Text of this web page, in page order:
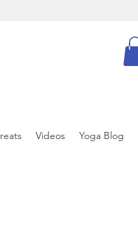
Videos Yoga Blog